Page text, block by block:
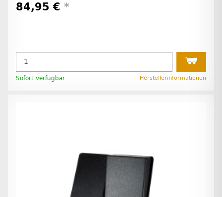
84,95 € *
Sofort verfügbar Herstellerinformationen